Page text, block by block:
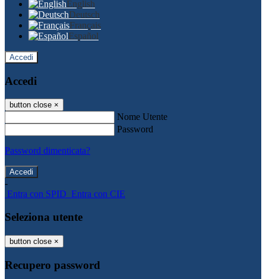
English
Deutsch
Français
Español
Accedi
Accedi
button close ×
Nome Utente
Password
Password dimenticata?
-
Entra con SPID Entra con CIE
Seleziona utente
button close ×
Recupero password